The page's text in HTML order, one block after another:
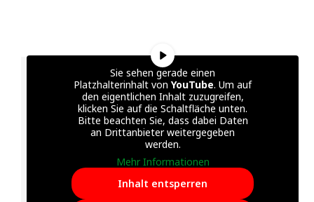
Sie sehen gerade einen
Platzhalterinhalt von YouTube. Um auf
den eigentlichen Inhalt zuzugreifen,
klicken Sie auf die Schaltfläche unten.
Bitte beachten Sie, dass dabei Daten
an Drittanbieter weitergegeben
werden.
Mehr Informationen
Inhalt entsperren